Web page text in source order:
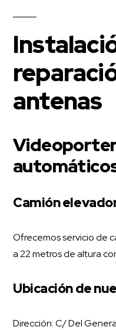
antenas
Camión
Ofrecemos servicio de
a 22 metros de altura
Ubicación de
Dirección: C/ Del